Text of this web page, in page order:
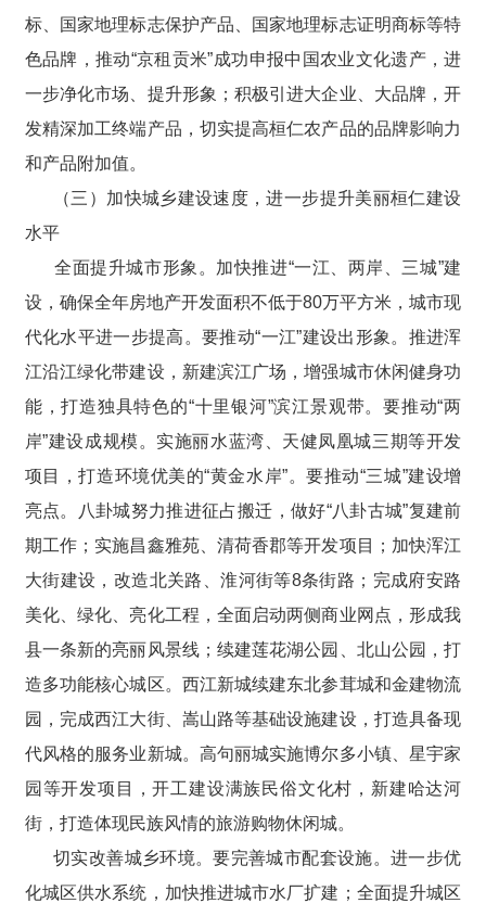
标、国家地理标志保护产品、国家地理标志证明商标等特
色品牌，推动“京租贡米”成功申报中国农业文化遗产，进
一步净化市场、提升形象；积极引进大企业、大品牌，开
发精深加工终端产品，切实提高桓仁农产品的品牌影响力
和产品附加值。
（三）加快城乡建设速度，进一步提升美丽桓仁建设
水平
全面提升城市形象。加快推进“一江、两岸、三城”建
设，确保全年房地产开发面积不低于80万平方米，城市现
代化水平进一步提高。要推动“一江”建设出形象。推进浑
江沿江绿化带建设，新建滨江广场，增强城市休闲健身功
能，打造独具特色的“十里银河”滨江景观带。要推动“两
岸”建设成规模。实施丽水蓝湾、天健凤凰城三期等开发
项目，打造环境优美的“黄金水岸”。要推动“三城”建设增
亮点。八卦城努力推进征占搬迁，做好“八卦古城”复建前
期工作；实施昌鑫雅苑、清荷香郡等开发项目；加快浑江
大街建设，改造北关路、淮河街等8条街路；完成府安路
美化、绿化、亮化工程，全面启动两侧商业网点，形成我
县一条新的亮丽风景线；续建莲花湖公园、北山公园，打
造多功能核心城区。西江新城续建东北参茸城和金建物流
园，完成西江大街、嵩山路等基础设施建设，打造具备现
代风格的服务业新城。高句丽城实施博尔多小镇、星宇家
园等开发项目，开工建设满族民俗文化村，新建哈达河
街，打造体现民族风情的旅游购物休闲城。
切实改善城乡环境。要完善城市配套设施。进一步优
化城区供水系统，加快推进城市水厂扩建；全面提升城区